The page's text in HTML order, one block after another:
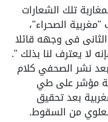
تلك الشعارات
الصحراء"،
فى وجهه قائلا
لا يعترف لنا بذلك ".
نشر الصحفي كلام
مؤشر على طي
بعد تحقيق
من السقوط.